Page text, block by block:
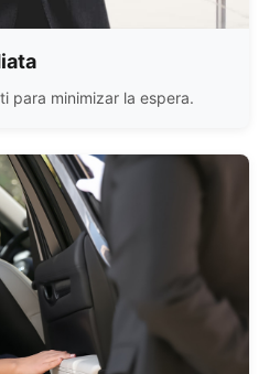
para minimizar la espera.